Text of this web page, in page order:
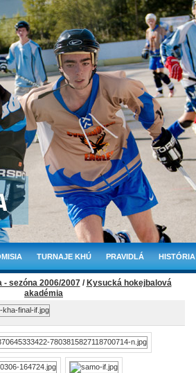
TURNAJE KHÚ PRAVIDLÁ HISTÓRIA
- sezóna 2006/2007/ Kysucká hokejbalová
akadémia